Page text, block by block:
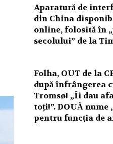
Aparatură de
din China
online, folosită în
secolului” de la
Folha, OUT de la
după înfrângerea
Tromsø! „Îi dau
toți!”. DOUĂ nume
pentru funcția de